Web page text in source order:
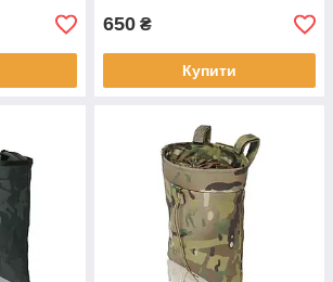
650 ₴
Купити